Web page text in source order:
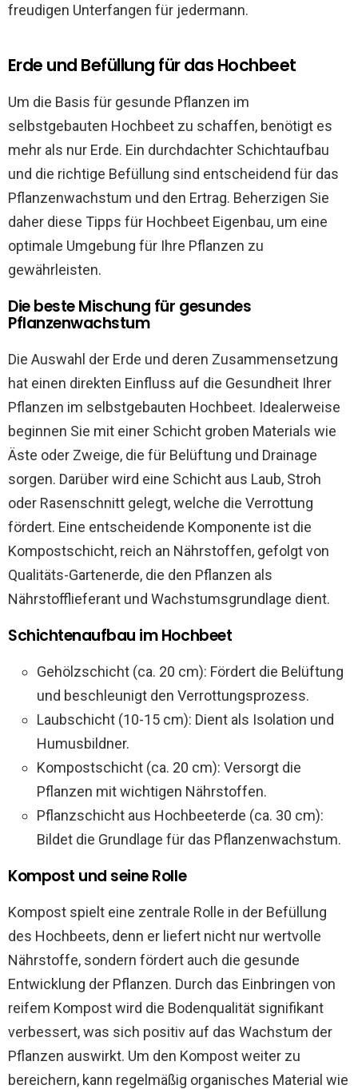
freudigen Unterfangen für jedermann.
Erde und Befüllung für das Hochbeet
Um die Basis für gesunde Pflanzen im
selbstgebauten Hochbeet zu schaffen, benötigt es
mehr als nur Erde. Ein durchdachter Schichtaufbau
und die richtige Befüllung sind entscheidend für das
Pflanzenwachstum und den Ertrag. Beherzigen Sie
daher diese Tipps für Hochbeet Eigenbau, um eine
optimale Umgebung für Ihre Pflanzen zu
gewährleisten.
Die beste Mischung für gesundes
Pflanzenwachstum
Die Auswahl der Erde und deren Zusammensetzung
hat einen direkten Einfluss auf die Gesundheit Ihrer
Pflanzen im selbstgebauten Hochbeet. Idealerweise
beginnen Sie mit einer Schicht groben Materials wie
Äste oder Zweige, die für Belüftung und Drainage
sorgen. Darüber wird eine Schicht aus Laub, Stroh
oder Rasenschnitt gelegt, welche die Verrottung
fördert. Eine entscheidende Komponente ist die
Kompostschicht, reich an Nährstoffen, gefolgt von
Qualitäts-Gartenerde, die den Pflanzen als
Nährstofflieferant und Wachstumsgrundlage dient.
Schichtenaufbau im Hochbeet
Gehölzschicht (ca. 20 cm): Fördert die Belüftung
und beschleunigt den Verrottungsprozess.
Laubschicht (10-15 cm): Dient als Isolation und
Humusbildner.
Kompostschicht (ca. 20 cm): Versorgt die
Pflanzen mit wichtigen Nährstoffen.
Pflanzschicht aus Hochbeeterde (ca. 30 cm):
Bildet die Grundlage für das Pflanzenwachstum.
Kompost und seine Rolle
Kompost spielt eine zentrale Rolle in der Befüllung
des Hochbeets, denn er liefert nicht nur wertvolle
Nährstoffe, sondern fördert auch die gesunde
Entwicklung der Pflanzen. Durch das Einbringen von
reifem Kompost wird die Bodenqualität signifikant
verbessert, was sich positiv auf das Wachstum der
Pflanzen auswirkt. Um den Kompost weiter zu
bereichern, kann regelmäßig organisches Material wie